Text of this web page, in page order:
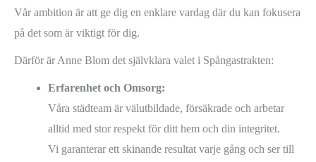
Vår ambition är att ge dig en enklare vardag där du kan fokusera
på det som är viktigt för dig.
Därför är Anne Blom det självklara valet i Spångastrakten:
Erfarenhet och Omsorg:
Våra städteam är välutbildade, försäkrade och arbetar
alltid med stor respekt för ditt hem och din integritet.
Vi garanterar ett skinande resultat varje gång och ser till